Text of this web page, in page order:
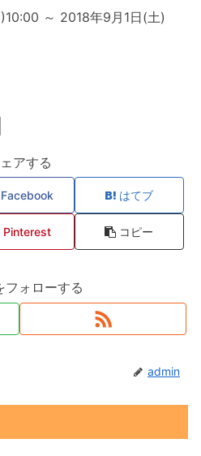
～ 2018年9月1日(土)
アする
Facebook はてブ
Pinterest コピー
フォローする
admin